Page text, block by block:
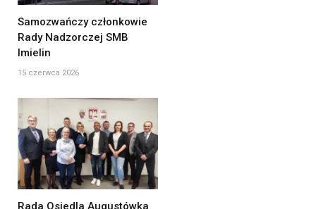
Samozwańczy członkowie
Rady Nadzorczej SMB
Imielin
15 czerwca 2026